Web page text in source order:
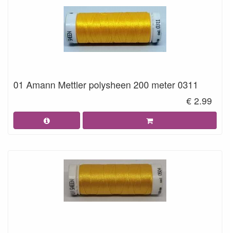
01 Amann Mettler polysheen 200 meter 0311
€ 2.99